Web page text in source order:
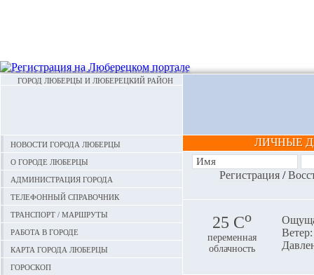
ГОРОД ЛЮБЕРЦЫ И ЛЮБЕРЕЦКИЙ РАЙОН
Новости города Люберцы
О городе Люберцы
Администрация города
Телефонный справочник
Транспорт / маршруты
Работа в городе
Карта города Люберцы
Гороскоп
ЛИЧНЫЕ
Регистрация/
25 Сo
переменная
облачность